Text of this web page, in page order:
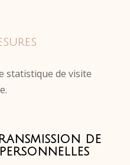
statistique de visite
de